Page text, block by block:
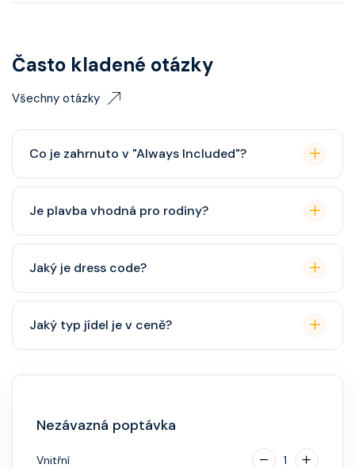
Často kladené otázky
Všechny otázky
Co je zahrnuto v "Always Included"?
Classic nápojový balíček (možný upgrade na Premium
balíček), základní Wi-Fi.
Je plavba vhodná pro rodiny?
Celebrity Cruises je zaměřena spíše na dospělé
cestovatele, ale děti jsou vítány. K dispozici je dětský
klub (od 3 let).
Jaký je dress code?
Přes den pohodlné oblečení. Večer smart casual,
někdy "Evening Chic" – doporučeno, ale není nutný
smoking.
Jaký typ jídel je v ceně?
Nezávazná poptávka
Vnitřní 1